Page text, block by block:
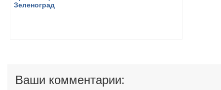
Ваши комментарии: